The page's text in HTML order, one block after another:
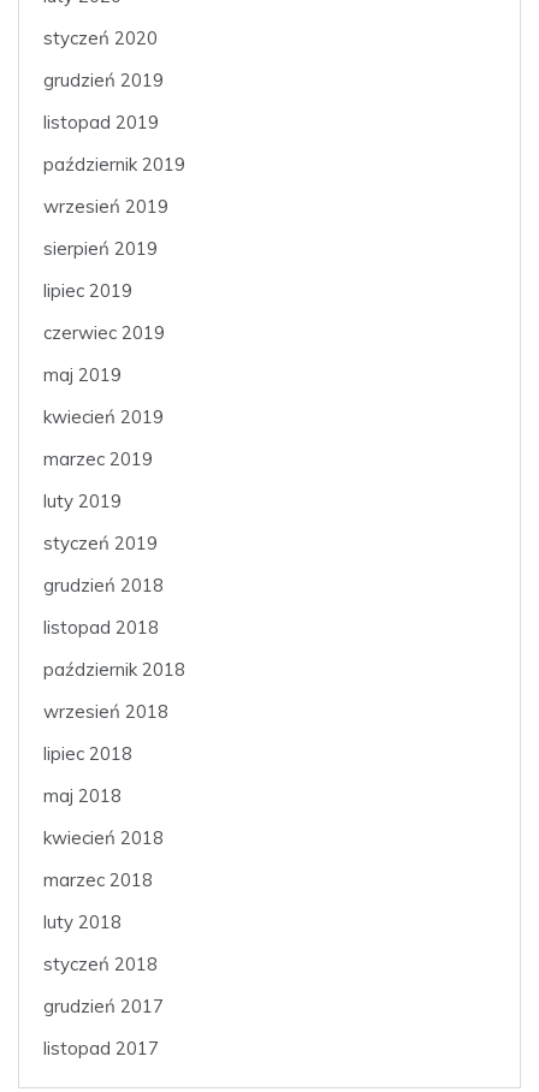
styczeń 2020
grudzień 2019
listopad 2019
październik 2019
wrzesień 2019
sierpień 2019
lipiec 2019
czerwiec 2019
maj 2019
kwiecień 2019
marzec 2019
luty 2019
styczeń 2019
grudzień 2018
listopad 2018
październik 2018
wrzesień 2018
lipiec 2018
maj 2018
kwiecień 2018
marzec 2018
luty 2018
styczeń 2018
grudzień 2017
listopad 2017